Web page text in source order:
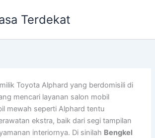
Terdekat
Toyota Alphard yang berdomisili di
mencari layanan salon mobil
mewah seperti Alphard tentu
ekstra, baik dari segi tampilan
interiornya. Di sinilah Bengkel